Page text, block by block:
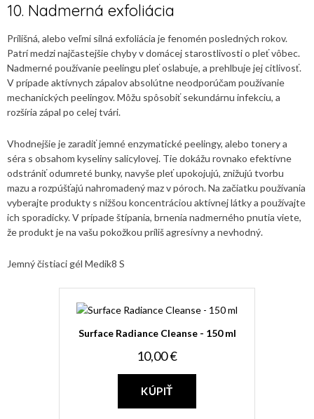
10. Nadmerná exfoliácia
Prílišná, alebo veľmi silná exfoliácia je fenomén posledných rokov.
Patrí medzi najčastejšie chyby v domácej starostlivosti o pleť vôbec.
Nadmerné používanie peelingu pleť oslabuje, a prehlbuje jej citlivosť.
V prípade aktívnych zápalov absolútne neodporúčam používanie
mechanických peelingov. Môžu spôsobiť sekundárnu infekciu, a
rozšíria zápal po celej tvári.
Vhodnejšie je zaradiť jemné enzymatické peelingy, alebo tonery a
séra s obsahom kyseliny salicylovej. Tie dokážu rovnako efektívne
odstrániť odumreté bunky, navyše pleť upokojujú, znižujú tvorbu
mazu a rozpúšťajú nahromadený maz v póroch. Na začiatku používania
vyberajte produkty s nižšou koncentráciou aktívnej látky a používajte
ich sporadicky. V prípade štípania, brnenia nadmerného pnutia viete,
že produkt je na vašu pokožkou príliš agresívny a nevhodný.
Jemný čistiaci gél Medik8 S
Surface Radiance Cleanse - 150 ml
10,00 €
KÚPIŤ